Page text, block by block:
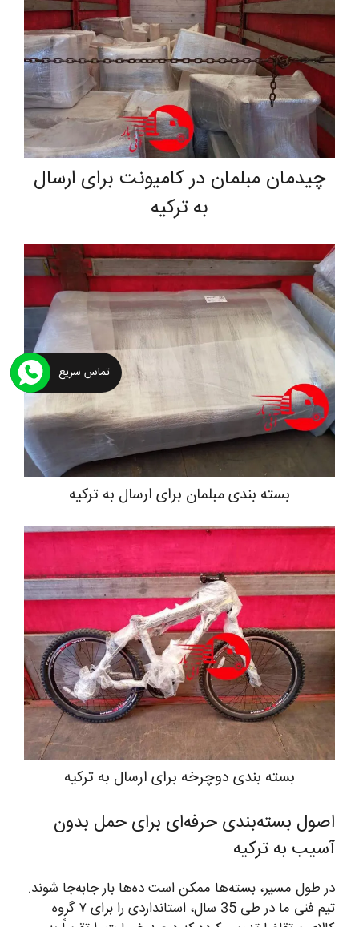
چیدمان مبلمان در کامیونت برای ارسال
به ترکیه
بسته بندی مبلمان برای ارسال به ترکیه
بسته بندی دوچرخه برای ارسال به ترکیه
اصول بسته‌بندی حرفه‌ای برای حمل بدون
آسیب به ترکیه
در طول مسیر، بسته‌ها ممکن است ده‌ها بار جابه‌جا شوند.
تیم فنی ما در طی 35 سال، استانداردی را برای ۷ گروه
تماس سریع